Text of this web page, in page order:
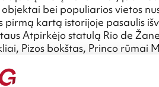
bei populiarios vietos
pirmą kartą istorijoje pasaulis
Atpirkėjo statulą Rio de
Pizos bokštas, Princo rūmai
aikštė Vienoje žalią spalvą
turizmą Airijoje.